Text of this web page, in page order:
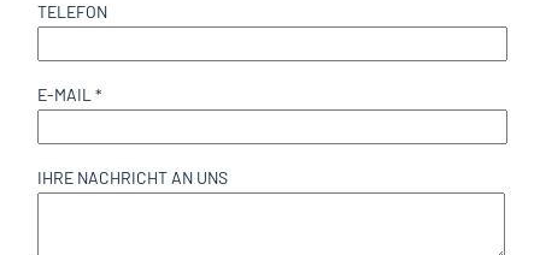
TELEFON
E-MAIL *
IHRE NACHRICHT AN UNS